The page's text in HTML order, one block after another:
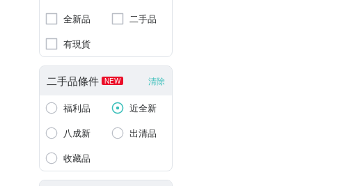
全新品
二手品
有現貨
二手品條件 NEW 清除
福利品
近全新
八成新
出清品
收藏品